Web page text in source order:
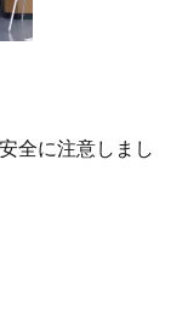
全に注意しまし